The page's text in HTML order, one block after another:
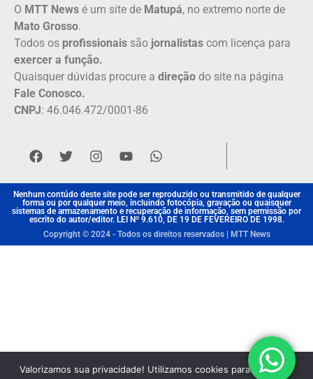
O MTT News é um site de Matupá, no extremo norte de
Mato Grosso.
Todos os profissionais são jornalistas com licença para
exercer a função.
Quaisquer dúvidas procure a direção do site na página
Fale Conosco.
CNPJ: 46.046.472/0001-86
Nenhum contúdo deste site pode ser reproduzido ou transmitido de qualquer
forma ou por qualquer meio, incluindo fotocópia, gravação ou quaisquer
sistemas de armazenamento e recuperação de informação, sem permissão por
escrito do autor/editor. LEI Nº 9.610, DE 19 DE FEVEREIRO DE 1998.
Copyright © 2024 - Todos os direitos reservados | MTT News
Valorizamos sua privacidade! Utilizamos cookies para aprimorar